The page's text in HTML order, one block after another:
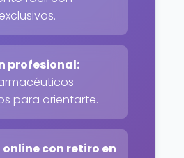
profesional:
para orientarte.
con retiro en